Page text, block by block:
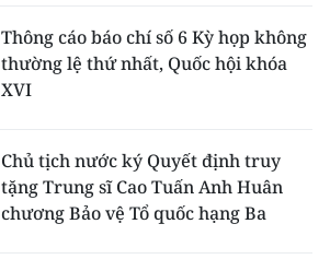
Thông cáo báo chí số 6 Kỳ họp không
thường lệ thứ nhất, Quốc hội khóa
XVI
Chủ tịch nước ký Quyết định truy
tặng Trung sĩ Cao Tuấn Anh Huân
chương Bảo vệ Tổ quốc hạng Ba